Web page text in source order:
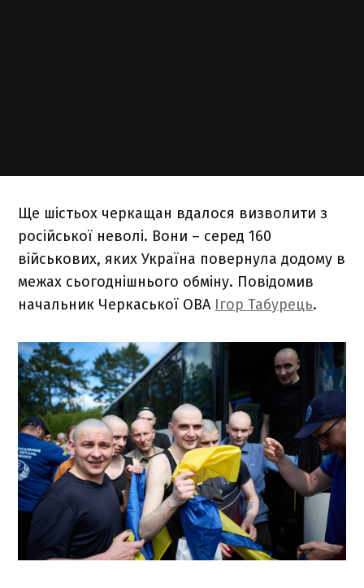
Ще шістьох черкащан вдалося визволити з
російської неволі. Вони – серед 160
військових, яких Україна повернула додому в
межах сьогоднішнього обміну. Повідомив
начальник Черкаської ОВА Ігор Табурець.